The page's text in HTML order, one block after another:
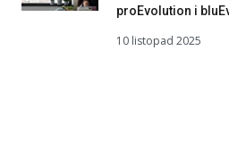
proEvolution i
10 listopad 2025